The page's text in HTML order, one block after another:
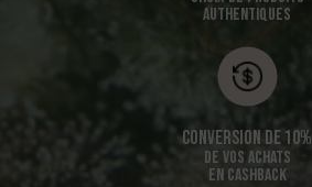
AUTHENTIQUES
Conversion de 10%
DE VOS ACHATS
EN CASHBACK